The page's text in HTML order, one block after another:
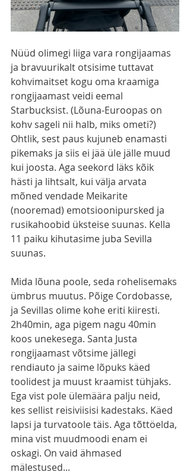
Nüüd olimegi liiga vara rongijaamas
ja bravuurikalt otsisime tuttavat
kohvimaitset kogu oma kraamiga
rongijaamast veidi eemal
Starbucksist. (Lõuna-Euroopas on
kohv sageli nii halb, miks ometi?)
Ohtlik, sest paus kujuneb enamasti
pikemaks ja siis ei jää üle jälle muud
kui joosta. Aga seekord läks kõik
hästi ja lihtsalt, kui välja arvata
mõned vendade Meikarite
(nooremad) emotsioonipursked ja
rusikahoobid üksteise suunas. Kella
11 paiku kihutasime juba Sevilla
suunas.
Mida lõuna poole, seda rohelisemaks
ümbrus muutus. Põige Cordobasse,
ja Sevillas olime kohe eriti kiiresti.
2h40min, aga pigem nagu 40min
koos unekesega. Santa Justa
rongijaamast võtsime jällegi
rendiauto ja saime lõpuks käed
toolidest ja muust kraamist tühjaks.
Ega vist pole ülemäära palju neid,
kes sellist reisiviisisi kadestaks. Käed
lapsi ja turvatoole täis. Aga tõttöelda,
mina vist muudmoodi enam ei
oskagi. On vaid ähmased
mälestused...